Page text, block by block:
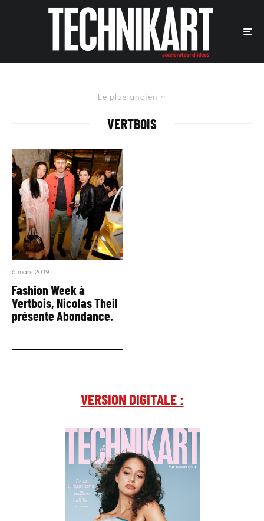
Le plus ancien
VERTBOIS
6 mars 2019
Fashion Week à
Vertbois, Nicolas Theil
présente Abondance.
VERSION DIGITALE :